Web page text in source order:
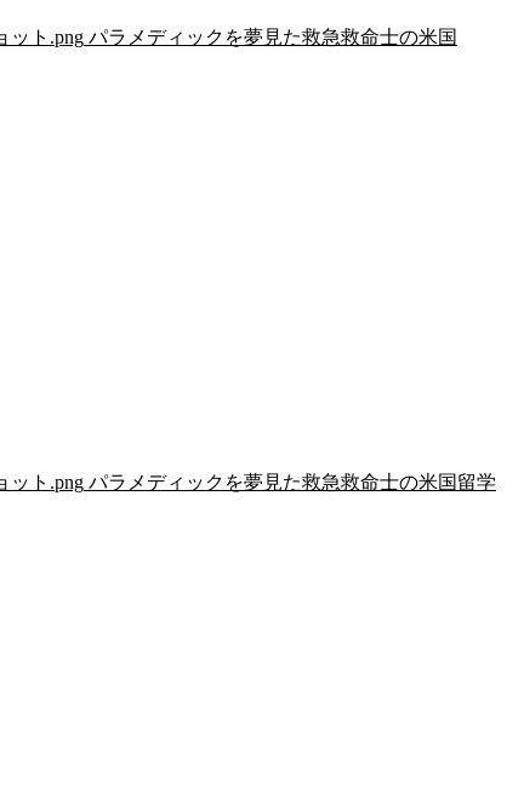
ット.png パラメディックを夢見た救急救命士の米国
ット.png パラメディックを夢見た救急救命士の米国留学